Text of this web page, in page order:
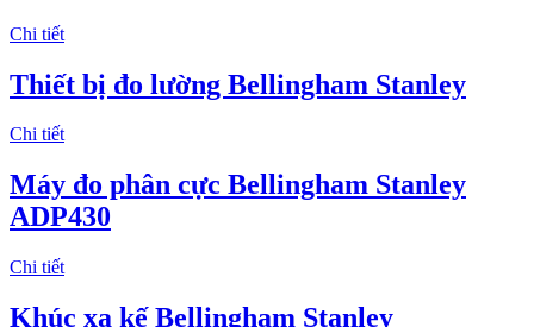
Chi tiết
Thiết bị đo lường Bellingham Stanley
Chi tiết
Máy đo phân cực Bellingham Stanley
ADP430
Chi tiết
Khúc xạ kế Bellingham Stanley